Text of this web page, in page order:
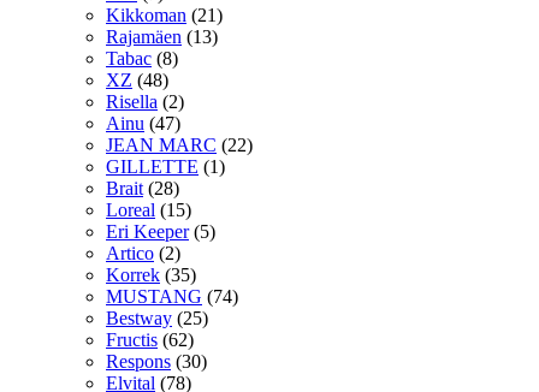
Kikkoman (21)
Rajamäen (13)
Tabac (8)
XZ (48)
Risella (2)
Ainu (47)
JEAN MARC (22)
GILLETTE (1)
Brait (28)
Loreal (15)
Eri Keeper (5)
Artico (2)
Korrek (35)
MUSTANG (74)
Bestway (25)
Fructis (62)
Respons (30)
Elvital (78)